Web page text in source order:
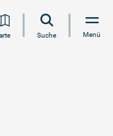
Suche Menü